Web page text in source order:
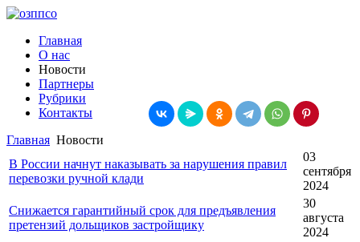
Главная
О нас
Новости
Партнеры
Рубрики
Контакты
Главная Новости
В России начнут наказывать за нарушения правил
перевозки ручной клади
03
сентября
2024
Снижается гарантийный срок для предъявления
претензий дольщиков застройщику
30
августа
2024